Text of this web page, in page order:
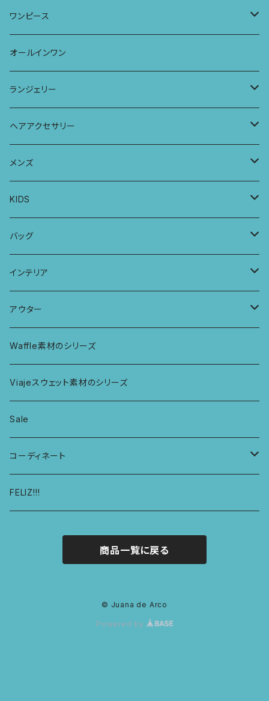
ワンピース
ドレス
ストール
キャミソール
チュニックTシャツ
七分袖トップス
ラグランスリーブトップス
ポケット付きアラジンパンツ
ワイドパンツ
ポケット付きワイドパンツ
レギンス
バブーチャ
マキシスカート
ワンピース
ワンピース
オールインワン
スリップワンピース
ビルヘンワンピース
半袖ワンピース
オールインワン
ランジェリー
ブラ
ヨガトップ
カシュクールブラ
ショーツ
プレーンショーツ
ボンバチャショーツ
総レースショーツ
レディースボクサー
ヘアアクセサリー
リボンシュシュ
シュシュ
ヘアターバン
三つ編み紐
メンズ
メンズボクサー
パンツ
トップス
KIDS
KIDS 羽根つきTシャツ
KIDS Tシャツ
KIDS ロングスリーブトップス
KIDS ラグランスリーブ長袖トップス
KIDS アラジンパンツ
KIDS ジョギングパンツ
KIDS レギンス
KIDS スウェットパーカー
バッグ
PCケース
マルシェバッグ
インテリア
カーテン
ラグ
なべつかみ
プフ
アウター
パーカー
ジャケット
Waffle素材のシリーズ
Viajeスウェット素材のシリーズ
Sale
コーディネート
コーディネート1
FELIZ!!!
商品一覧に戻る
© Juana de Arco
Powered by